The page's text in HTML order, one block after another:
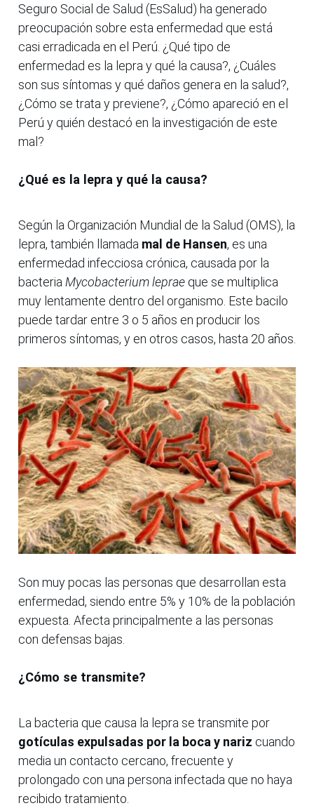
Seguro Social de Salud (EsSalud) ha generado
preocupación sobre esta enfermedad que está
casi erradicada en el Perú. ¿Qué tipo de
enfermedad es la lepra y qué la causa?, ¿Cuáles
son sus síntomas y qué daños genera en la salud?,
¿Cómo se trata y previene?, ¿Cómo apareció en el
Perú y quién destacó en la investigación de este
mal?
¿Qué es la lepra y qué la causa?
Según la Organización Mundial de la Salud (OMS), la
lepra, también llamada mal de Hansen, es una
enfermedad infecciosa crónica, causada por la
bacteria Mycobacterium leprae que se multiplica
muy lentamente dentro del organismo. Este bacilo
puede tardar entre 3 o 5 años en producir los
primeros síntomas, y en otros casos, hasta 20 años.
Son muy pocas las personas que desarrollan esta
enfermedad, siendo entre 5% y 10% de la población
expuesta. Afecta principalmente a las personas
con defensas bajas.
¿Cómo se transmite?
La bacteria que causa la lepra se transmite por
gotículas expulsadas por la boca y nariz cuando
media un contacto cercano, frecuente y
prolongado con una persona infectada que no haya
recibido tratamiento.